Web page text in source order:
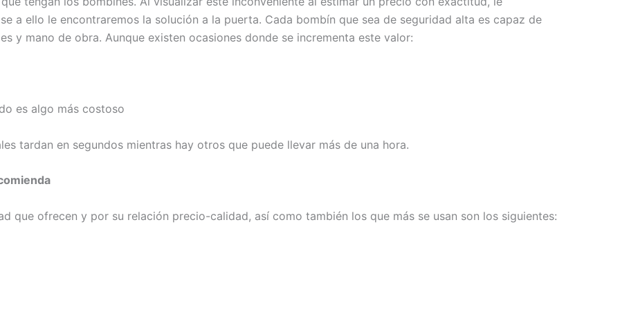
a ello le encontraremos la solución a la puerta. Cada bombín que sea de seguridad alta es capaz de
y mano de obra. Aunque existen ocasiones donde se incrementa este valor:
es algo más costoso
tardan en segundos mientras hay otros que puede llevar más de una hora.
que ofrecen y por su relación precio-calidad, así como también los que más se usan son los siguientes: